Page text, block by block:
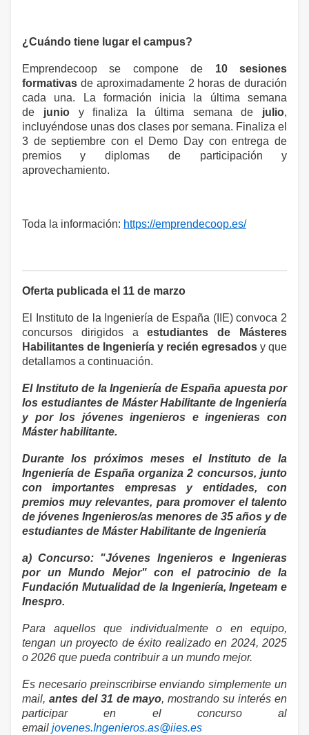
¿Cuándo tiene lugar el campus?
Emprendecoop se compone de 10 sesiones
formativas de aproximadamente 2 horas de duración
cada una. La formación inicia la última semana
de junio y finaliza la última semana de julio,
incluyéndose unas dos clases por semana. Finaliza el
3 de septiembre con el Demo Day con entrega de
premios y diplomas de participación y
aprovechamiento.
Toda la información: https://emprendecoop.es/
Oferta publicada el 11 de marzo
El Instituto de la Ingeniería de España (IIE) convoca 2
concursos dirigidos aestudiantes de Másteres
Habilitantes de Ingeniería y recién egresados y que
detallamos a continuación.
El Instituto de la Ingeniería de España apuesta por
los estudiantes de Máster Habilitante de Ingeniería
y por los jóvenes ingenieros e ingenieras con
Máster habilitante.
Durante los próximos meses el Instituto de la
Ingeniería de España organiza 2 concursos, junto
con importantes empresas y entidades, con
premios muy relevantes, para promover el talento
de jóvenes Ingenieros/as menores de 35 años y de
estudiantes de Máster Habilitante de Ingeniería
a) Concurso: "Jóvenes Ingenieros e Ingenieras
por un Mundo Mejor" con el patrocinio de la
Fundación Mutualidad de la Ingeniería, Ingeteam e
Inespro.
Para aquellos que individualmente o en equipo,
tengan un proyecto de éxito realizado en 2024, 2025
o 2026 que pueda contribuir a un mundo mejor.
Es necesario preinscribirse enviando simplemente un
mail, antes del 31 de mayo, mostrando su interés en
participar en el concurso al
email jovenes.Ingenieros.as@iies.es